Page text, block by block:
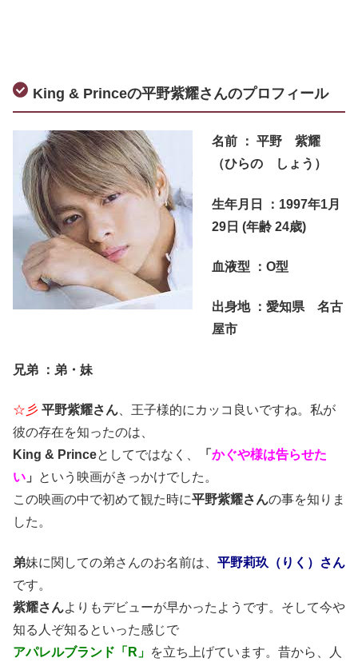
King & Princeの平野紫耀さんのプロフィール
名前 ： 平野 紫耀
（ひらの しょう ）
生年月日 ：1997年1月
29日 (年齢 24歳)
血液型 ：O型
出身地 ：愛知県 名古
屋市
兄弟 ：弟・妹
☆彡 平野紫耀さん 、王子様的にカッコ良いですね。私が
彼の存在を知ったのは、
King & Princeとしてではなく、 「 かぐや様は告らせた
い 」
という映画がきっかけでした。
この映画の中で初めて観た時に平野紫耀さんの事を知りま
した。
弟妹に関しての弟さんのお名前は、 平野莉玖（りく）さん
です。
紫耀さんよりもデビューが早かったようです。そして今や
知る人ぞ知るといった感じで
アパレルブランド「R」 を立ち上げています。昔から、人